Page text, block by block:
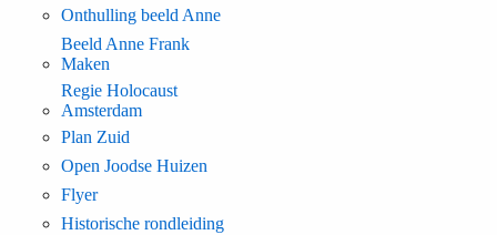
Onthulling beeld Anne
Beeld Anne Frank
Maken
Regie Holocaust
Amsterdam
Plan Zuid
Open Joodse Huizen
Flyer
Historische rondleiding